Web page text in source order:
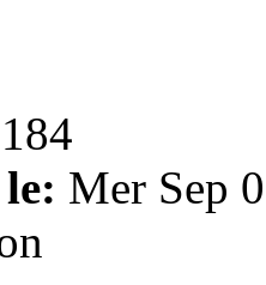
184
Mer Sep